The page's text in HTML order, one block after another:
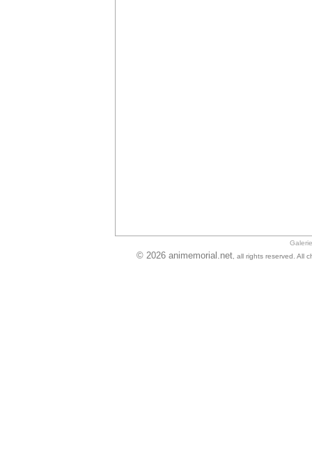
Galerie
© 2026 animemorial.net , all rights reserved. All